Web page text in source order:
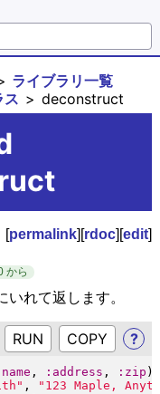
ライブラリ一覧
deconstruct
[permalink][rdoc][edit]
から
れて返します。
RUN ?
, :address , :zip )
" , " 123 Maple,